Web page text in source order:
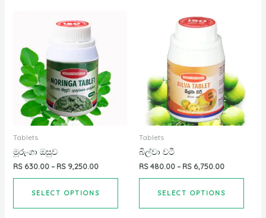
Tablets
මූරුංගා ඔසුව
RS 630.00– RS 9,250.00
SELECT OPTIONS
Tablets
බිල්වා වටී
RS480.00– RS 6,750.00
SELECT OPTIONS